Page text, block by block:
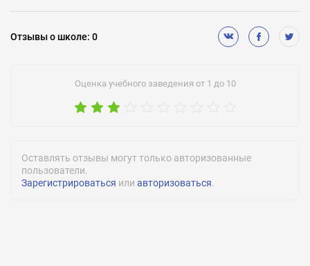
Отзывыо школе: 0
Оценка учебного заведения от 1 до 10
Оставлять отзывы могут только авторизованные
пользователи.
Зарегистрироваться или авторизоваться.